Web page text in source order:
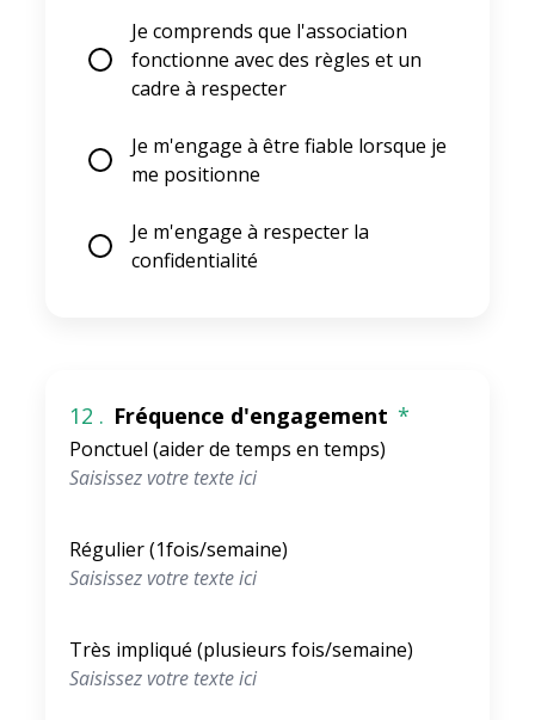
Je comprends que l'association
fonctionne avec des règles et un
cadre à respecter
Je m'engage à être fiable lorsque je
me positionne
Je m'engage à respecter la
confidentialité
12 . Fréquence d'engagement *
Ponctuel (aider de temps en temps)
Régulier (1fois/semaine)
Très impliqué (plusieurs fois/semaine)